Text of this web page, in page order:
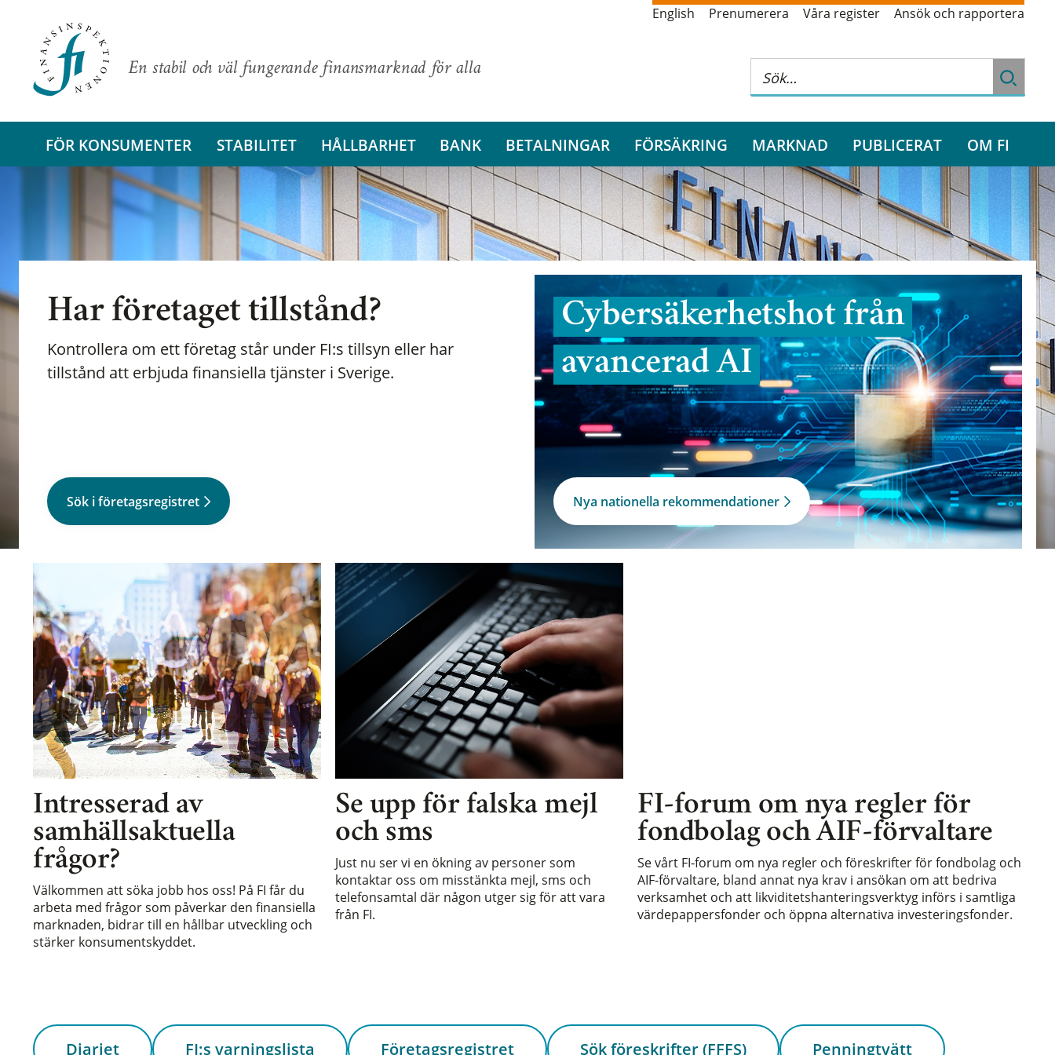
En stabil och väl fungerande finansmarknad för alla
English Prenumerera Våra register Ansök och rapportera
FÖR KONSUMENTER STABILITET HÅLLBARHET BANK BETALNINGAR FÖRSÄKRING MARKNAD PUBLICERAT OM FI
Har företaget tillstånd?
Kontrollera om ett företag står under FI:s tillsyn eller har
tillstånd att erbjuda finansiella tjänster i Sverige.
Sök i företagsregistret
Cybersäkerhetshot från
avancerad AI
Nya nationella rekommendationer
Intresserad av
samhällsaktuella
frågor?
Välkommen att söka jobb hos oss! På FI får du
arbeta med frågor som påverkar den finansiella
marknaden, bidrar till en hållbar utveckling och
stärker konsumentskyddet.
Se upp för falska mejl
och sms
Just nu ser vi en ökning av personer som
kontaktar oss om misstänkta mejl, sms och
telefonsamtal där någon utger sig för att vara
från FI.
FI-forum om nya regler för
fondbolag och AIF-förvaltare
Se vårt FI-forum om nya regler och föreskrifter för fondbolag och
AIF-förvaltare, bland annat nya krav i ansökan om att bedriva
verksamhet och att likviditetshanteringsverktyg införs i samtliga
värdepappersfonder och öppna alternativa investeringsfonder.
Diariet FI:s varningslista Företagsregistret Sök föreskrifter (FFFS) Penningtvätt